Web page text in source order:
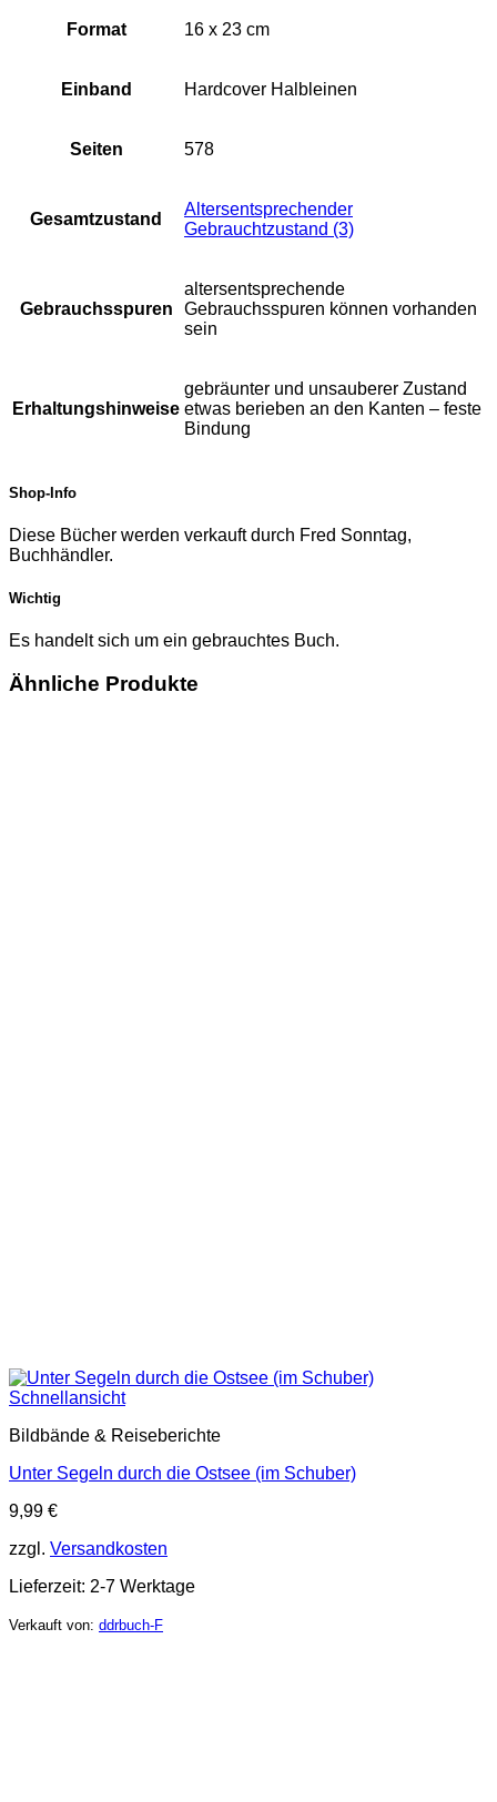
Format 16 x 23 cm
Einband Hardcover Halbleinen
Seiten 578
Gesamtzustand
Altersentsprechender
Gebrauchtzustand (3)
Gebrauchsspuren
altersentsprechende
Gebrauchsspuren können vorhanden
sein
Erhaltungshinweise
gebräunter und unsauberer Zustand
etwas berieben an den Kanten – feste
Bindung
Shop-Info
Diese Bücher werden verkauft durch Fred Sonntag,
Buchhändler.
Wichtig
Es handelt sich um ein gebrauchtes Buch.
Ähnliche Produkte
Schnellansicht
Bildbände & Reiseberichte
Unter Segeln durch die Ostsee (im Schuber)
9,99 €
zzgl. Versandkosten
Lieferzeit: 2-7 Werktage
Verkauft von: ddrbuch-F